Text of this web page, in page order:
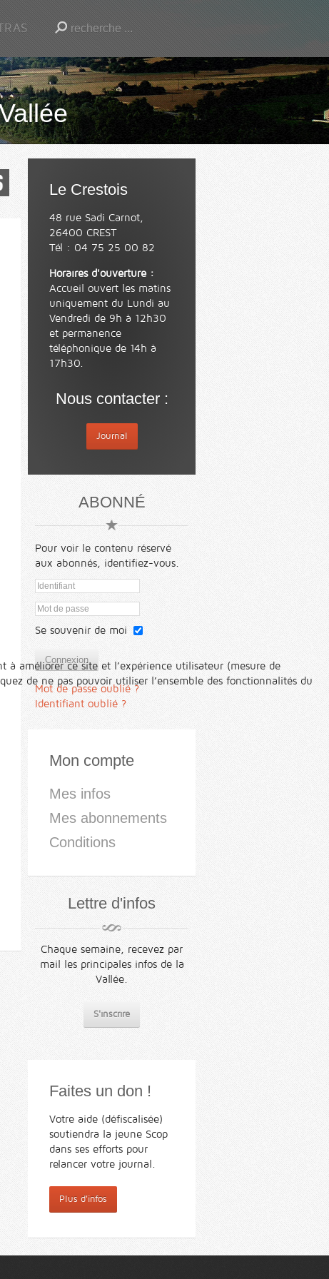
Le Crestois
48 rue Sadi Carnot,
26400 CREST
Tél : 04 75 25 00 82
Horaires d'ouverture :
Accueil ouvert les matins
uniquement du Lundi au
Vendredi de 9h à 12h30
et permanence
téléphonique de 14h à
17h30.
Nous contacter :
Journal
ABONNÉ
Pour voir le contenu réservé
aux abonnés, identifiez-vous.
Se souvenir de moi
Connexion
Mot de passe oublié ?
Identifiant oublié ?
Mon compte
Mes infos
Mes abonnements
Conditions
Lettre d'infos
Chaque semaine, recevez par
mail les principales infos de la
Vallée.
S'inscrire
Faites un don !
Votre aide (défiscalisée)
soutiendra la jeune Scop
dans ses efforts pour
relancer votre journal.
Plus d'infos
à améliorer ce site et l’expérience utilisateur (mesure de
de ne pas pouvoir utiliser l’ensemble des fonctionnalités du